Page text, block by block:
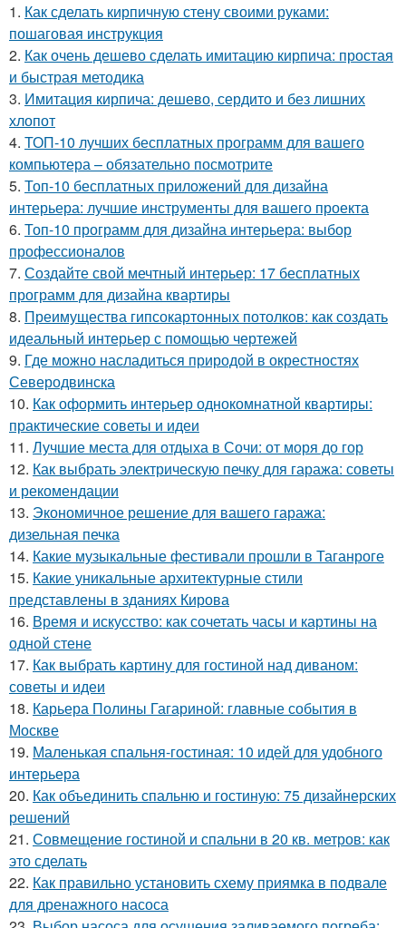
1. Как сделать кирпичную стену своими руками:
пошаговая инструкция
2. Как очень дешево сделать имитацию кирпича: простая
и быстрая методика
3. Имитация кирпича: дешево, сердито и без лишних
хлопот
4. ТОП-10 лучших бесплатных программ для вашего
компьютера – обязательно посмотрите
5. Топ-10 бесплатных приложений для дизайна
интерьера: лучшие инструменты для вашего проекта
6. Топ-10 программ для дизайна интерьера: выбор
профессионалов
7. Создайте свой мечтный интерьер: 17 бесплатных
программ для дизайна квартиры
8. Преимущества гипсокартонных потолков: как создать
идеальный интерьер с помощью чертежей
9. Где можно насладиться природой в окрестностях
Северодвинска
10. Как оформить интерьер однокомнатной квартиры:
практические советы и идеи
11. Лучшие места для отдыха в Сочи: от моря до гор
12. Как выбрать электрическую печку для гаража: советы
и рекомендации
13. Экономичное решение для вашего гаража:
дизельная печка
14. Какие музыкальные фестивали прошли в Таганроге
15. Какие уникальные архитектурные стили
представлены в зданиях Кирова
16. Время и искусство: как сочетать часы и картины на
одной стене
17. Как выбрать картину для гостиной над диваном:
советы и идеи
18. Карьера Полины Гагариной: главные события в
Москве
19. Маленькая спальня-гостиная: 10 идей для удобного
интерьера
20. Как объединить спальню и гостиную: 75 дизайнерских
решений
21. Совмещение гостиной и спальни в 20 кв. метров: как
это сделать
22. Как правильно установить схему приямка в подвале
для дренажного насоса